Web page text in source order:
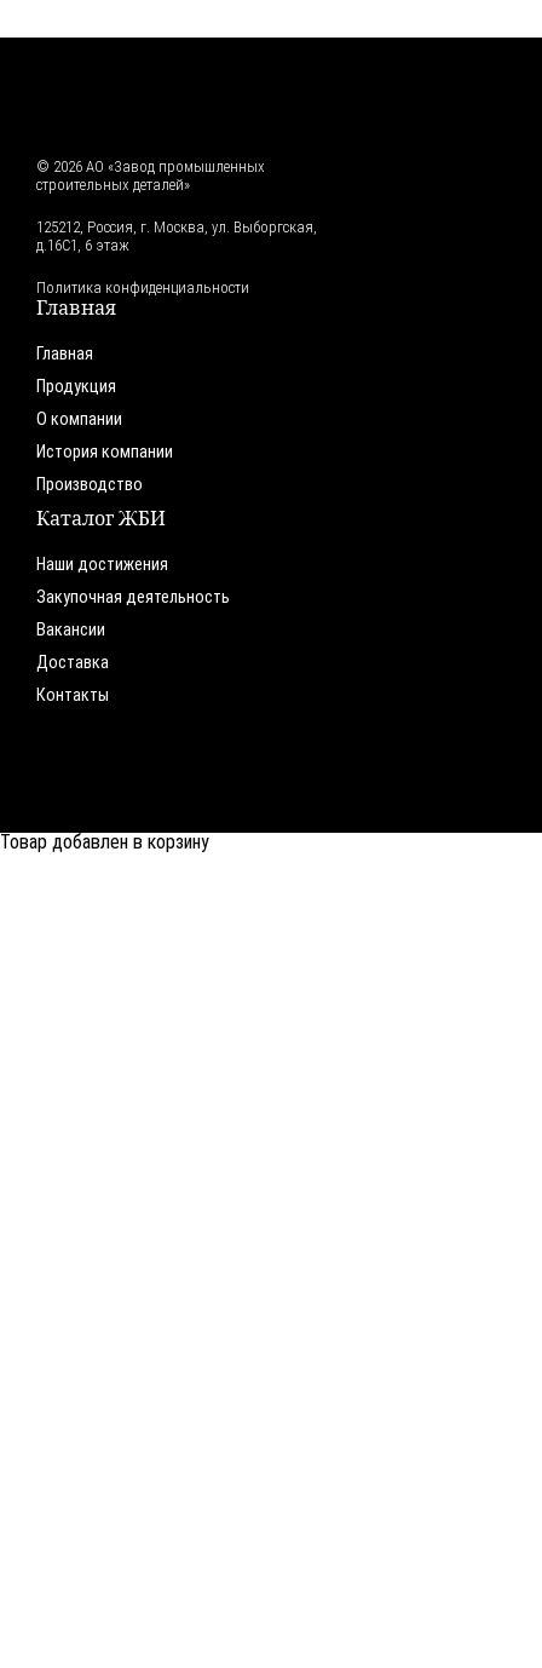
© 2026 АО «Завод промышленных
строительных деталей»
125212, Россия, г. Москва, ул. Выборгская,
д.16С1, 6 этаж
Политика конфиденциальности
Главная
Главная
Продукция
О компании
История компании
Производство
Каталог ЖБИ
Наши достижения
Закупочная деятельность
Вакансии
Доставка
Контакты
Товар добавлен в корзину